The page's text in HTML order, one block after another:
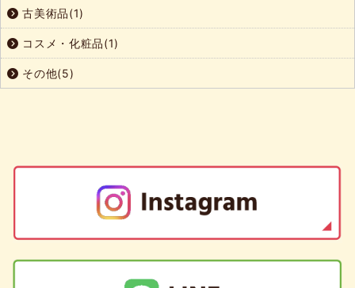
古美術品(1)
コスメ・化粧品(1)
その他(5)